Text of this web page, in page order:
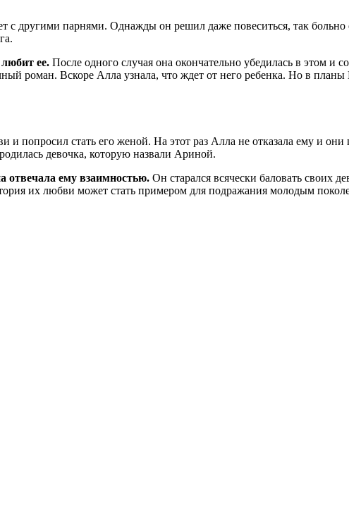
с другими парнями. Однажды он решил даже повеситься, так
ее. После одного случая она окончательно убедилась в этом и
роман. Вскоре Алла узнала, что ждет от него ребенка. Но в планы
попросил стать его женой. На этот раз Алла не отказала ему и
девочка, которую назвали Ариной.
ему взаимностью. Он старался всячески баловать своих
их любви может стать примером для подражания молодым